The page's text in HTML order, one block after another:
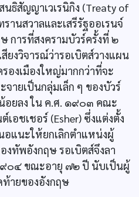
ธิสัญญาเวเรนิกิง (Treaty of
านสวาลและเสรีรัฐออเรนจ์
การที่สงครามบัวร์ครั้งที่ ๒
ยงวิจารณ์ว่ารอเบิตส์วางแผน
องเมืองใหญ่มากกว่าที่จะ
จายเป็นกลุ่มเล็ก ๆ ของบัวร์
อยลง ใน ค.ศ. ๑๙๐๓ คณะ
เอชเชอร์ (Esher) ซึ่งแต่งตั้ง
อแนะให้ยกเลิกตำแหน่งผู้
ทัพอังกฤษ รอเบิตส์จึงลา
๐๔ ขณะอายุ ๗๒ ปี นับเป็นผู้
ายของอังกฤษ